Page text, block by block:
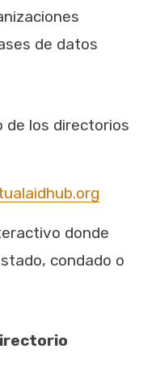
de datos
de los directorios
donde
condado o